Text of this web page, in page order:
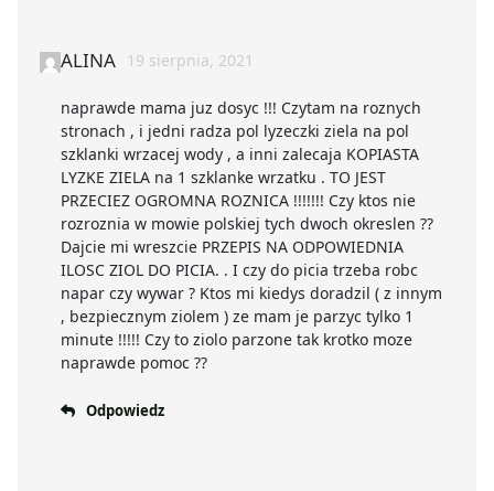
ALINA 19 sierpnia, 2021
naprawde mama juz dosyc !!! Czytam na roznych
stronach , i jedni radza pol lyzeczki ziela na pol
szklanki wrzacej wody , a inni zalecaja KOPIASTA
LYZKE ZIELA na 1 szklanke wrzatku . TO JEST
PRZECIEZ OGROMNA ROZNICA !!!!!!! Czy ktos nie
rozroznia w mowie polskiej tych dwoch okreslen ??
Dajcie mi wreszcie PRZEPIS NA ODPOWIEDNIA
ILOSC ZIOL DO PICIA. . I czy do picia trzeba robc
napar czy wywar ? Ktos mi kiedys doradzil ( z innym
, bezpiecznym ziolem ) ze mam je parzyc tylko 1
minute !!!!! Czy to ziolo parzone tak krotko moze
naprawde pomoc ??
Odpowiedz